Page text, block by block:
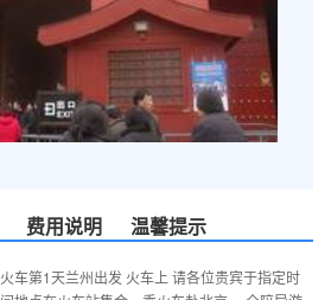
费用说明 温馨提示
火车第1天兰州出发 火车上 请各位贵宾于指定时